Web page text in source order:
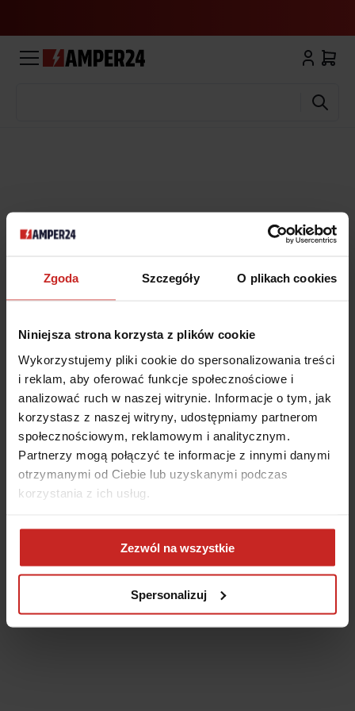
Zgoda Szczegóły O plikach cookies
Niniejsza strona korzysta z plików cookie
Wykorzystujemy pliki cookie do spersonalizowania treści
i reklam, aby oferować funkcje społecznościowe i
analizować ruch w naszej witrynie. Informacje o tym, jak
korzystasz z naszej witryny, udostępniamy partnerom
społecznościowym, reklamowym i analitycznym.
Partnerzy mogą połączyć te informacje z innymi danymi
otrzymanymi od Ciebie lub uzyskanymi podczas
korzystania z ich usług.
Zezwól na wszystkie
Spersonalizuj
browser console for more information)